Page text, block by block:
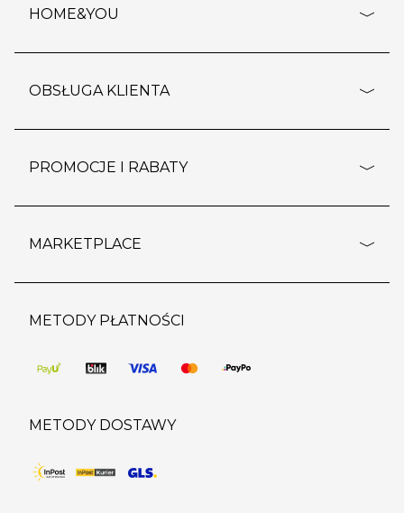
HOME&YOU
o firmie
polityka prywatności
kontakt
OBSŁUGA KLIENTA
dostawy i płatność
wypis z subskrypcji
regulamin sklepu
pozostałe regulaminy
PROMOCJE I RABATY
outlet
regulaminy promocji
MARKETPLACE
strefa marek
pomoc dla sprzedawców
METODY PŁATNOŚCI
METODY DOSTAWY